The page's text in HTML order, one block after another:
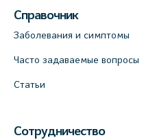
Справочник
Заболевания и симптомы
Часто задаваемые вопросы
Статьи
Сотрудничество